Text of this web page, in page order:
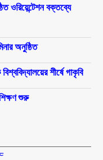
ওরিয়েন্টেশন বক্তব্যে
অনুষ্ঠিত
শীর্ষে গাকৃবি
শুরু